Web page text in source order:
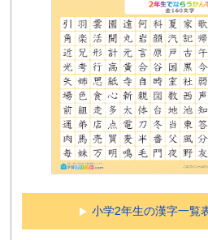
小学2年生の漢字一覧